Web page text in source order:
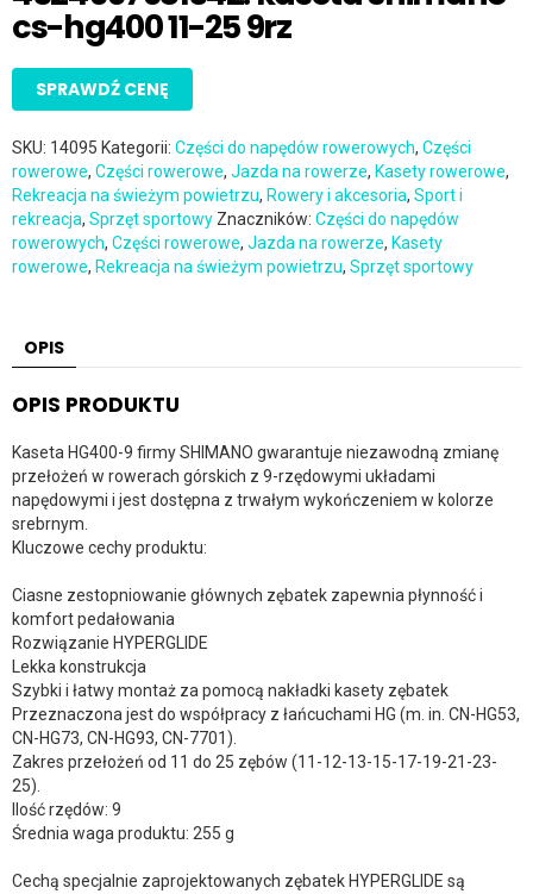
cs-hg400 11-25 9rz
SPRAWDŹ CENĘ
SKU: 14095 Kategorii: Części do napędów rowerowych, Części
rowerowe, Części rowerowe, Jazda na rowerze, Kasety rowerowe,
Rekreacja na świeżym powietrzu, Rowery i akcesoria, Sport i
rekreacja, Sprzęt sportowy Znaczników: Części do napędów
rowerowych, Części rowerowe, Jazda na rowerze, Kasety
rowerowe, Rekreacja na świeżym powietrzu, Sprzęt sportowy
OPIS
OPIS PRODUKTU
Kaseta HG400-9 firmy SHIMANO gwarantuje niezawodną zmianę
przełożeń w rowerach górskich z 9-rzędowymi układami
napędowymi i jest dostępna z trwałym wykończeniem w kolorze
srebrnym.
Kluczowe cechy produktu:
Ciasne zestopniowanie głównych zębatek zapewnia płynność i
komfort pedałowania
Rozwiązanie HYPERGLIDE
Lekka konstrukcja
Szybki i łatwy montaż za pomocą nakładki kasety zębatek
Przeznaczona jest do współpracy z łańcuchami HG (m. in. CN-HG53,
CN-HG73, CN-HG93, CN-7701).
Zakres przełożeń od 11 do 25 zębów (11-12-13-15-17-19-21-23-
25).
Ilość rzędów: 9
Średnia waga produktu: 255 g
Cechą specjalnie zaprojektowanych zębatek HYPERGLIDE są